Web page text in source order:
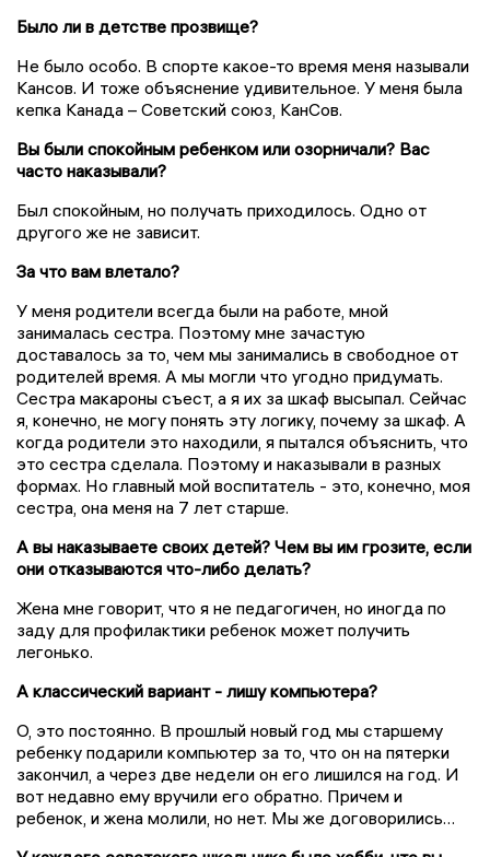
Было ли в детстве прозвище?
Не было особо. В спорте какое-то время меня называли
Кансов. И тоже объяснение удивительное. У меня была
кепка Канада – Советский союз, КанСов.
Вы были спокойным ребенком или озорничали? Вас
часто наказывали?
Был спокойным, но получать приходилось. Одно от
другого же не зависит.
За что вам влетало?
У меня родители всегда были на работе, мной
занималась сестра. Поэтому мне зачастую
доставалось за то, чем мы занимались в свободное от
родителей время. А мы могли что угодно придумать.
Сестра макароны съест, а я их за шкаф высыпал. Сейчас
я, конечно, не могу понять эту логику, почему за шкаф. А
когда родители это находили, я пытался объяснить, что
это сестра сделала. Поэтому и наказывали в разных
формах. Но главный мой воспитатель - это, конечно, моя
сестра, она меня на 7 лет старше.
А вы наказываете своих детей? Чем вы им грозите, если
они отказываются что-либо делать?
Жена мне говорит, что я не педагогичен, но иногда по
заду для профилактики ребенок может получить
легонько.
А классический вариант - лишу компьютера?
О, это постоянно. В прошлый новый год мы старшему
ребенку подарили компьютер за то, что он на пятерки
закончил, а через две недели он его лишился на год. И
вот недавно ему вручили его обратно. Причем и
ребенок, и жена молили, но нет. Мы же договорились…